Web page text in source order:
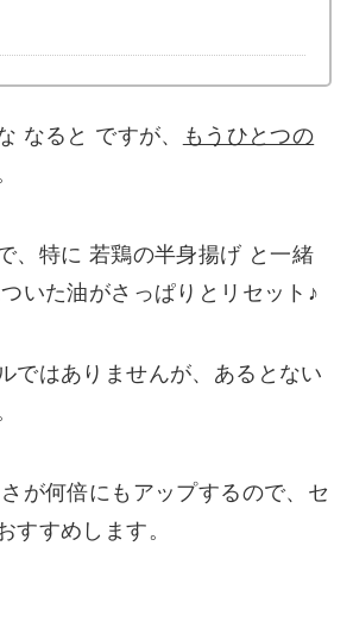
なると ですが、
もうひとつの
、特に 若鶏の半身揚げ と一緒
いた油がさっぱりとリセット♪
ではありませんが、あるとない
が何倍にもアップするので、セ
すすめします。